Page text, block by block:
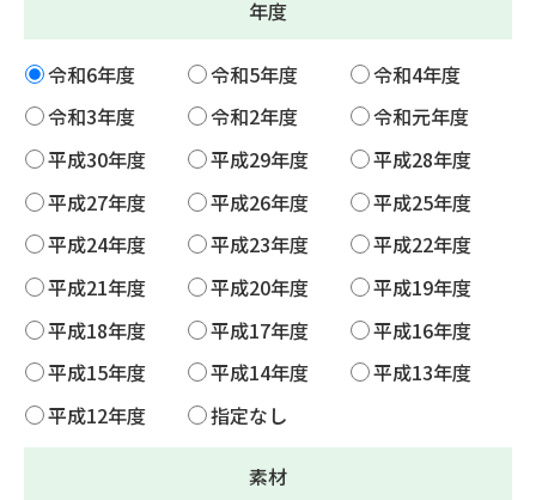
年度
令和6年度 令和5年度
令和4年度
令和3年度
令和2年度
令和元年度
平成30年度
平成29年度
平成28年度
平成27年度
平成26年度
平成25年度
平成24年度
平成23年度
平成22年度
平成21年度
平成20年度
平成19年度
平成18年度
平成17年度
平成16年度
平成15年度
平成14年度
平成13年度
平成12年度
指定なし
素材